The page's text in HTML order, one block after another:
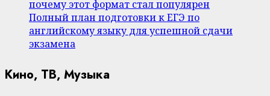
почему этот формат стал популярен
Полный план подготовки к ЕГЭ по
английскому языку для успешной сдачи
экзамена
Кино, ТВ, Музыка